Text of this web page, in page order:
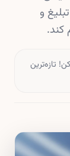
و
کند.
تازه‌ترین